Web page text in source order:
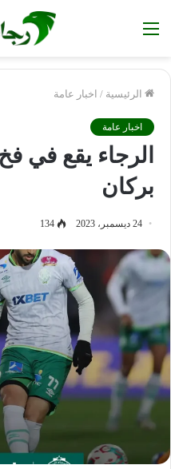
القائمة
الرئيسية / اخبار عامة
اخبار عامة
الرجاء يقع في
بركان
24 ديسمبر، 2023 134